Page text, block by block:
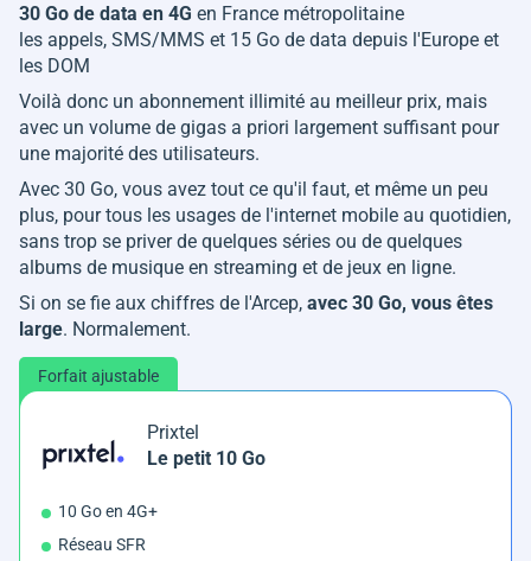
30 Go de data en 4G en France métropolitaine
les appels, SMS/MMS et 15 Go de data depuis l'Europe et
les DOM
Voilà donc un abonnement illimité au meilleur prix, mais
avec un volume de gigas a priori largement suffisant pour
une majorité des utilisateurs.
Avec 30 Go, vous avez tout ce qu'il faut, et même un peu
plus, pour tous les usages de l'internet mobile au quotidien,
sans trop se priver de quelques séries ou de quelques
albums de musique en streaming et de jeux en ligne.
Si on se fie aux chiffres de l'Arcep, avec 30 Go, vous êtes
large. Normalement.
Forfait ajustable
Prixtel
Le petit 10 Go
10 Go en 4G+
Réseau SFR